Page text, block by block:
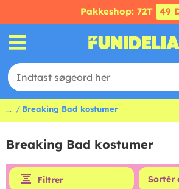
Pakkeshop: 72T 49
... Breaking Bad kostumer
Breaking Bad kostumer
Filtrer